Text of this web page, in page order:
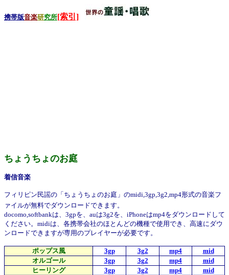
携帯版音楽研究所[索引]
ちょうちょのお庭
着信音楽
フィリピン民謡の「ちょうちょのお庭」のmidi,3gp,3g2,mp4形式の音楽フ
ァイルが無料でダウンロードできます。
docomo,softbankは、3gpを、auは3g2を、iPhoneはmp4をダウンロードして
ください。midiは、各携帯会社のほとんどの機種で使用でき、高速にダウ
ンロードできますが専用のプレイヤーが必要です。
ポップス風 3gp 3g2 mp4
mid
オルゴール
3gp 3g2 mp4
mid
ヒーリング
3gp 3g2 mp4
mid